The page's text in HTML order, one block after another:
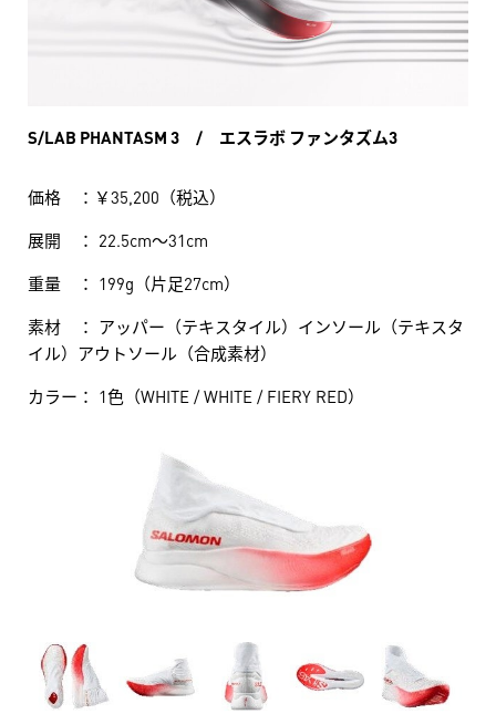
S/LAB PHANTASM 3 / エスラボ ファンタズム3
価格 ：￥35,200（税込）
展開 ： 22.5cm～31cm
重量 ： 199g（片足27cm）
素材 ： アッパー（テキスタイル）インソール（テキスタ
イル）アウトソール（合成素材）
カラー： 1色（WHITE / WHITE / FIERY RED）